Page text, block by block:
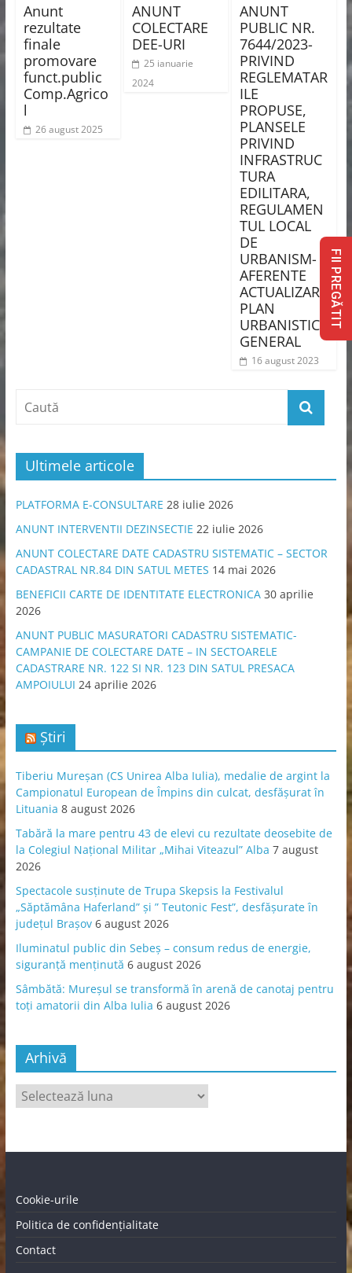
Anunt
rezultate
finale
promovare
funct.public
Comp.Agrico
l
26 august 2025
ANUNT
COLECTARE
DEE-URI
25 ianuarie
2024
ANUNT
PUBLIC NR.
7644/2023-
PRIVIND
REGLEMATAR
ILE
PROPUSE,
PLANSELE
PRIVIND
INFRASTRUC
TURA
EDILITARA,
REGULAMEN
TUL LOCAL
DE
URBANISM-
AFERENTE
ACTUALIZARE
PLAN
URBANISTIC
GENERAL
16 august 2023
Ultimele articole
PLATFORMA E-CONSULTARE 28 iulie 2026
ANUNT INTERVENTII DEZINSECTIE 22 iulie 2026
ANUNT COLECTARE DATE CADASTRU SISTEMATIC – SECTOR
CADASTRAL NR.84 DIN SATUL METES 14 mai 2026
BENEFICII CARTE DE IDENTITATE ELECTRONICA 30 aprilie
2026
ANUNT PUBLIC MASURATORI CADASTRU SISTEMATIC-
CAMPANIE DE COLECTARE DATE – IN SECTOARELE
CADASTRARE NR. 122 SI NR. 123 DIN SATUL PRESACA
AMPOIULUI 24 aprilie 2026
Știri
Tiberiu Mureșan (CS Unirea Alba Iulia), medalie de argint la
Campionatul European de Împins din culcat, desfășurat în
Lituania 8 august 2026
Tabără la mare pentru 43 de elevi cu rezultate deosebite de
la Colegiul Național Militar „Mihai Viteazul” Alba 7 august
2026
Spectacole susținute de Trupa Skepsis la Festivalul
„Săptămâna Haferland” și ” Teutonic Fest”, desfășurate în
județul Brașov 6 august 2026
Iluminatul public din Sebeș – consum redus de energie,
siguranță menținută 6 august 2026
Sâmbătă: Mureșul se transformă în arenă de canotaj pentru
toți amatorii din Alba Iulia 6 august 2026
Arhivă
Arhivă
Cookie-urile
Politica de confidențialitate
Contact
FII PREGĂTIT